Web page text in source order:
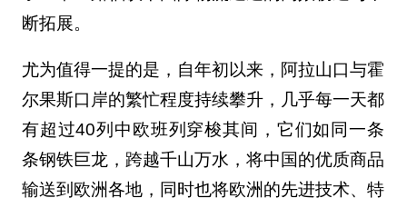
断拓展。
尤为值得一提的是，自年初以来，阿拉山口与霍
尔果斯口岸的繁忙程度持续攀升，几乎每一天都
有超过40列中欧班列穿梭其间，它们如同一条
条钢铁巨龙，跨越千山万水，将中国的优质商品
输送到欧洲各地，同时也将欧洲的先进技术、特